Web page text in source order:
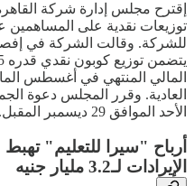
إقترح مجلس إدارة شركة
توزيعات نقدية على المساهمين
للشركة. وقالت الشركة في
المالي المنتهي في أغسطس
العادية. وقرر المجلس دعوة
الأحد الموافق 29 ديسمبر المقبل.
الإيرادات لـ3.2 مليار جنيه